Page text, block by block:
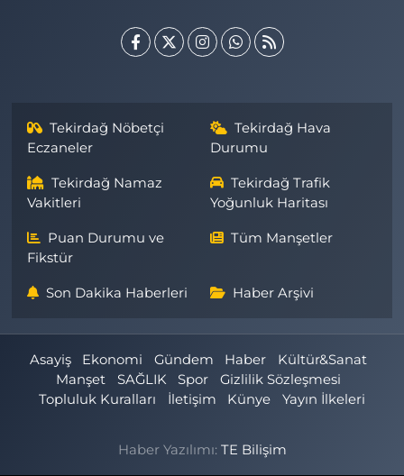
Tekirdağ Nöbetçi
Eczaneler
Tekirdağ Hava
Durumu
Tekirdağ Namaz
Vakitleri
Tekirdağ Trafik
Yoğunluk Haritası
Puan Durumu ve
Fikstür
Tüm Manşetler
Son Dakika Haberleri Haber Arşivi
Asayiş Ekonomi Gündem Haber
Kültür&Sanat
Manşet
SAĞLIK Spor
Gizlilik Sözleşmesi
Topluluk Kuralları
İletişim Künye Yayın İlkeleri
Haber Yazılımı: TE Bilişim